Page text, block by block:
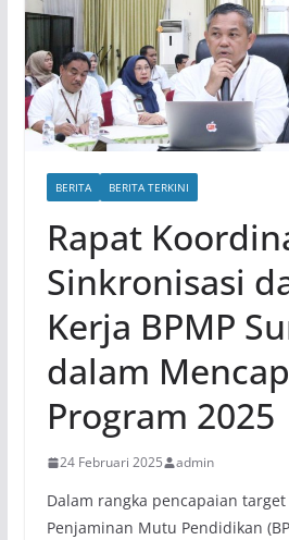
BERITA BERITA TERKINI
Rapat
Sinkronisasi
Kerja BPMP
dalam
Program 2025
24 Februari 2025 admin
Dalam rangka pencapaian
Penjaminan Mutu Pendidikan